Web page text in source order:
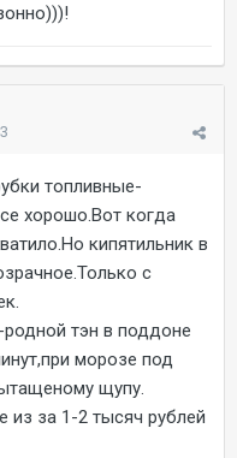
топливные-
хорошо.Вот когда
кипятильник в
с
тэн в поддоне
морозе под
щупу.
из за 1-2 тысяч рублей